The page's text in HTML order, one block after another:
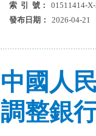
索 引 號：
01511414-
發布日期：
2026-04-21
中國人
調整銀